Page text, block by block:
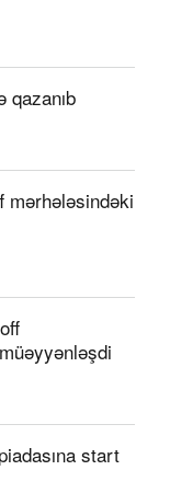
qazanıb
mərhələsindəki
start